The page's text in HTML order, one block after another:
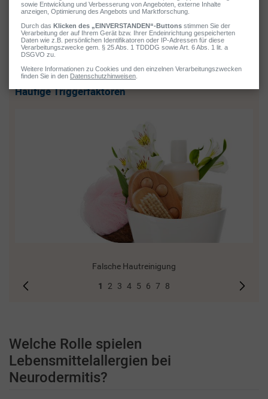
eine sogenannte Auslassdiät (Eliminationsdiät) eingesetzt, um
unter ärztlicher Aufsicht bewusst auf eine allergenarme Kost
umgestellt, um zu prüfen, wie die Haut reagiert.
Neurodermitis:
Häufige Triggerfaktoren
Falsche Hautreinigung
1 2 3 4 5 6 7 8
Welche Rolle spielen
Lebensmittelallergien bei
Neurodermitis?